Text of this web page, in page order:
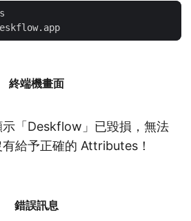
終端機畫面
「Deskflow」已毀損，無法
給予正確的 Attributes！
錯誤訊息